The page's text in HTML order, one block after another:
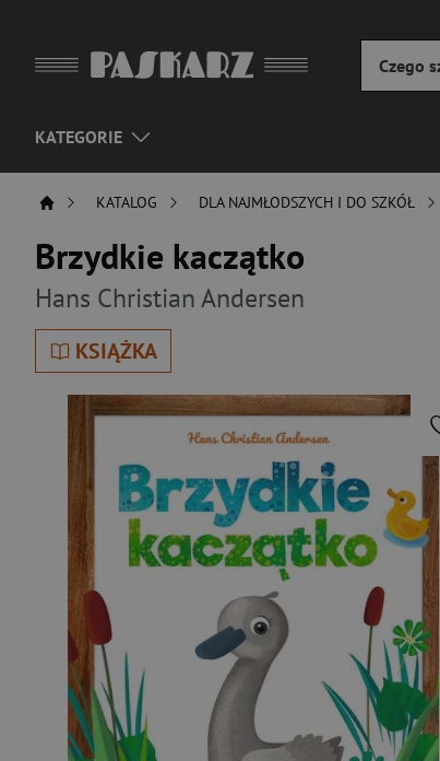
KATEGORIE
KATALOG DLA NAJMŁODSZYCH I DO SZKÓŁ
Brzydkie kaczątko
Hans Christian Andersen
KSIĄŻKA